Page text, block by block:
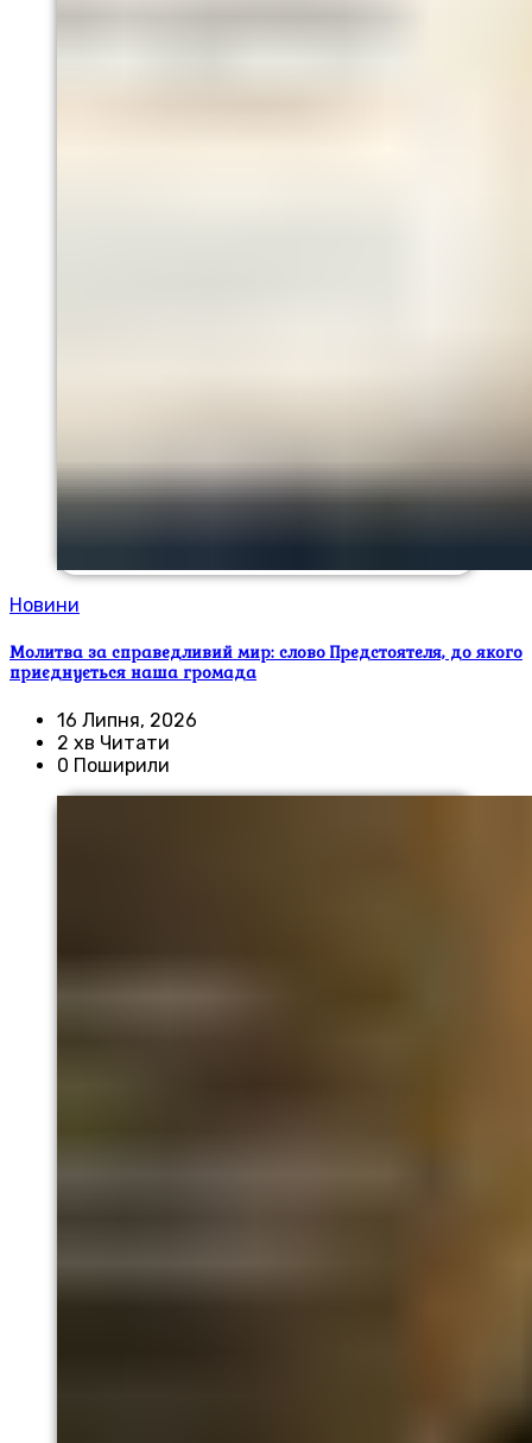
Новини
Молитва за справедливий мир: слово Предстоятеля, до якого
приєднується наша громада
16 Липня, 2026
2 хв Читати
0 Поширили